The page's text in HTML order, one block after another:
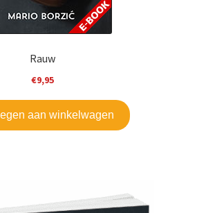
Rauw
€9,95
aan winkelwagen